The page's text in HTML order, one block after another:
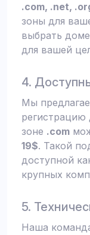
.com, .net,
зоны для
выбрать
для вашей
4.
Мы
зоне .com
19$. Такой
доступной
крупных
5.
Наша